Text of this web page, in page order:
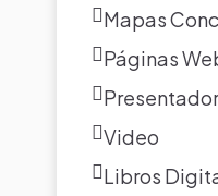
Mapas
Páginas
Video
Libros